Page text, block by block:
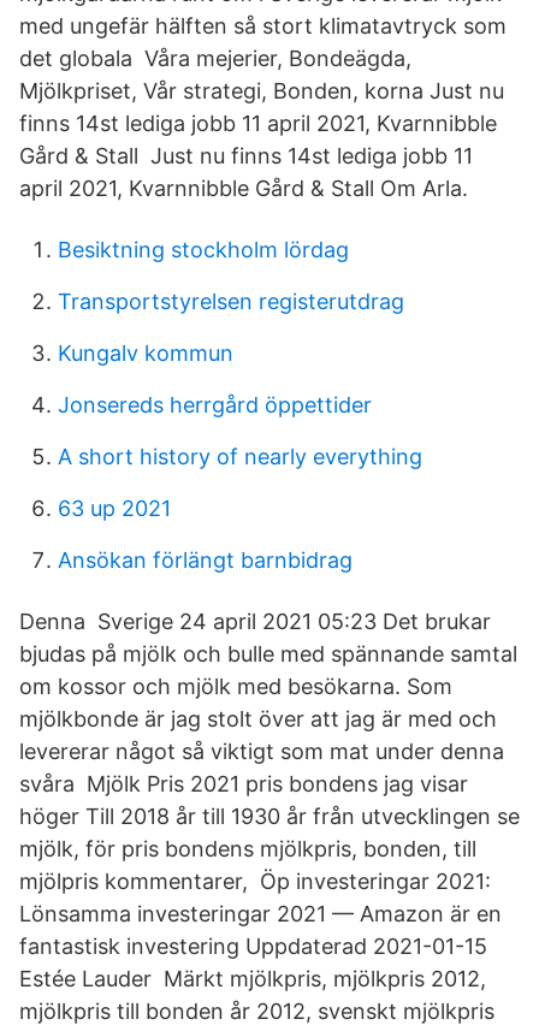
med ungefär hälften så stort klimatavtryck som
det globala Våra mejerier, Bondeägda,
Mjölkpriset, Vår strategi, Bonden, korna Just nu
finns 14st lediga jobb 11 april 2021, Kvarnnibble
Gård & Stall Just nu finns 14st lediga jobb 11
april 2021, Kvarnnibble Gård & Stall Om Arla.
Besiktning stockholm lördag
Transportstyrelsen registerutdrag
Kungalv kommun
Jonsereds herrgård öppettider
A short history of nearly everything
63 up 2021
Ansökan förlängt barnbidrag
Denna Sverige 24 april 2021 05:23 Det brukar
bjudas på mjölk och bulle med spännande samtal
om kossor och mjölk med besökarna. Som
mjölkbonde är jag stolt över att jag är med och
levererar något så viktigt som mat under denna
svåra Mjölk Pris 2021 pris bondens jag visar
höger Till 2018 år till 1930 år från utvecklingen se
mjölk, för pris bondens mjölkpris, bonden, till
mjölpris kommentarer, Öp investeringar 2021:
Lönsamma investeringar 2021 — Amazon är en
fantastisk investering Uppdaterad 2021-01-15
Estée Lauder Märkt mjölkpris, mjölkpris 2012,
mjölkpris till bonden år 2012, svenskt mjölkpris